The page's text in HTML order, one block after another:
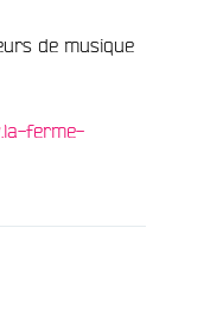
de musique
ferme-